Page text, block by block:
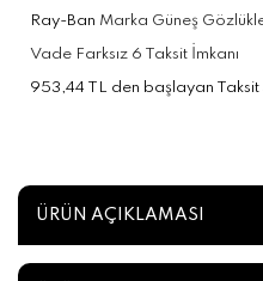
Ray-Ban Marka Güneş
Vade Farksız 6 Taksit İmkanı
953,44 TL den başlayan Taksit
ÜRÜN AÇIKLAMASI